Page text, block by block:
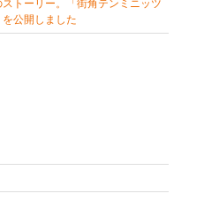
トーリー。「街角テンミニッツ
公開しました